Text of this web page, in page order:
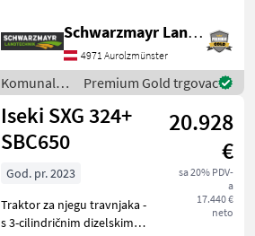
kardanskim vratilom - s
hidrauličkim otvaranjem
vrata - sa
svjetlima/trepćućim svj
Schwarzmayr Landtechnik GmbH - Aurolzmünster
4971 Aurolzmünster
Komunalna
oprema i
vozila /
Landgut
Premium Gold trgovac
Iseki SXG 324+
SBC650
20.928
€
sa 20% PDV-
a
17.440 €
neto
God. pr. 2023
Traktor za njegu travnjaka -
s 3-cilindričnim dizelskim